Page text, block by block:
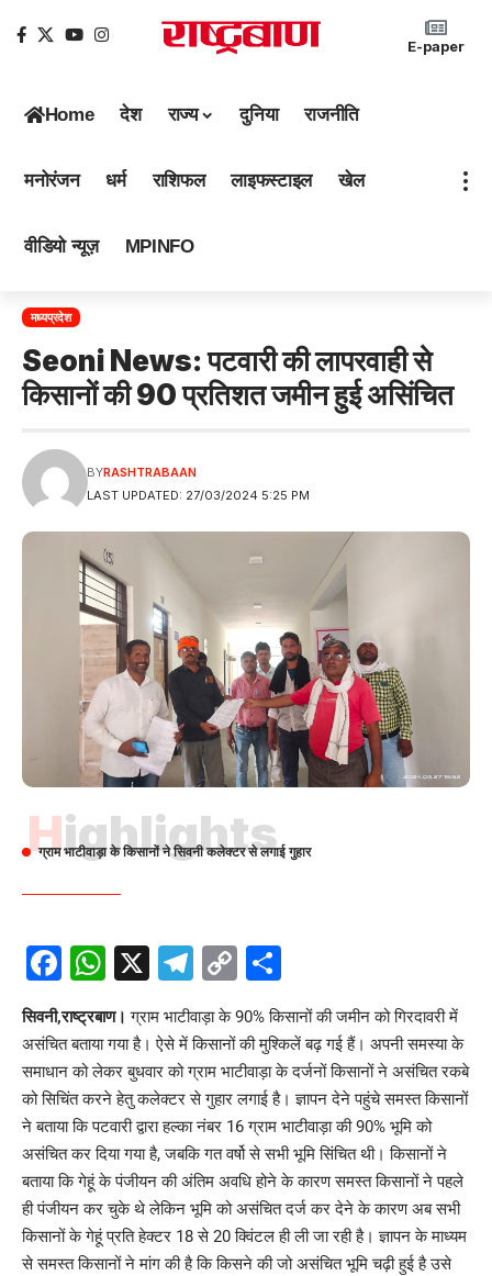
E-paper
Home देश राज्य दुनिया राजनीति
मनोरंजन धर्म राशिफल लाइफस्टाइल खेल
वीडियो न्यूज़ MPINFO
मध्यप्रदेश
Seoni News: पटवारी की लापरवाही से
किसानों की 90 प्रतिशत जमीन हुई असिंचित
LAST UPDATED: 27/03/2024 5:25 PM
BYRASHTRABAAN
Highlights
ग्राम भाटीवाड़ा के किसानों ने सिवनी कलेक्टर से लगाई गुहार
Facebook
WhatsApp
X Telegram
Copy
Link
सिवनी,राष्ट्रबाण। ग्राम भाटीवाड़ा के 90% किसानों की जमीन को गिरदावरी में
असंचित बताया गया है। ऐसे में किसानों की मुश्किलें बढ़ गई हैं। अपनी समस्या के
समाधान को लेकर बुधवार को ग्राम भाटीवाड़ा के दर्जनों किसानों ने असंचित रकबे
को सिचिंत करने हेतु कलेक्टर से गुहार लगाई है। ज्ञापन देने पहुंचे समस्त किसानों
ने बताया कि पटवारी द्वारा हल्का नंबर 16 ग्राम भाटीवाड़ा की 90% भूमि को
असंचित कर दिया गया है, जबकि गत वर्षो से सभी भूमि सिंचित थी। किसानों ने
बताया कि गेहूं के पंजीयन की अंतिम अवधि होने के कारण समस्त किसानों ने पहले
ही पंजीयन कर चुके थे लेकिन भूमि को असंचित दर्ज कर देने के कारण अब सभी
किसानों के गेहूं प्रति हेक्टर 18 से 20 क्विंटल ही ली जा रही है। ज्ञापन के माध्यम
से समस्त किसानों ने मांग की है कि किसने की जो असंचित भूमि चढ़ी हुई है उसे